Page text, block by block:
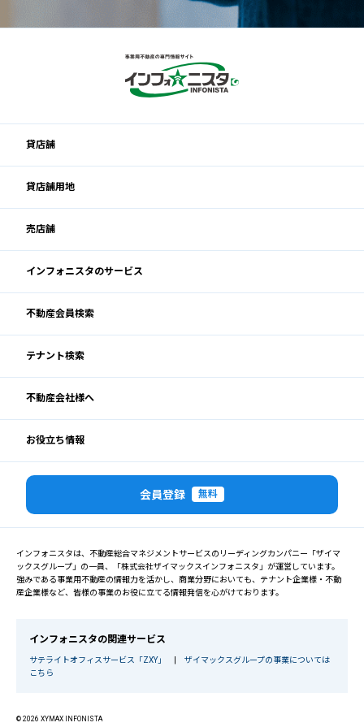
貸店舗
貸店舗用地
売店舗
インフォニスタのサービス
不動産会員検索
テナント検索
不動産会社様へ
お役立ち情報
会員登録 無料
インフォニスタは、不動産総合マネジメントサービスのリーディングカンパニー「ザイマ
ックスグループ」の一員、「株式会社ザイマックスインフォニスタ」が運営しています。
強みである事業用不動産の情報力を活かし、商業分野においても、テナント企業様・不動
産企業様など、皆様の事業のお役に立てる情報発信を心がけております。
インフォニスタの関連サービス
サテライトオフィスサービス「ZXY」
ザイマックスグループの事業については
こちら
© 2026 XYMAX INFONISTA